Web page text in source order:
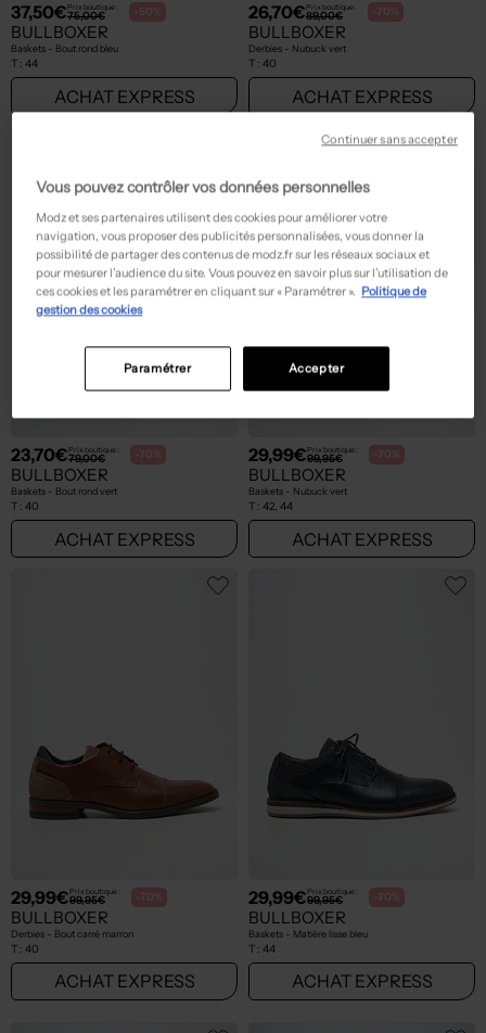
37,50€Prix boutique :
75,00€ -50%
BULLBOXER
Baskets - Bout rond bleu
T : 44
ACHAT EXPRESS
26,70€Prix boutique :
89,00€ -70%
BULLBOXER
Derbies - Nubuck vert
T : 40
ACHAT EXPRESS
23,70€Prix boutique :
79,00€ -70%
BULLBOXER
Baskets - Bout rond vert
T : 40
ACHAT EXPRESS
29,99€Prix boutique :
99,95€ -70%
BULLBOXER
Baskets - Nubuck vert
T : 42, 44
ACHAT EXPRESS
29,99€Prix boutique :
99,95€ -70%
BULLBOXER
Derbies - Bout carré marron
T : 40
ACHAT EXPRESS
29,99€Prix boutique :
99,95€ -70%
BULLBOXER
Baskets - Matière lisse bleu
T : 44
ACHAT EXPRESS
Vous pouvez contrôler vos données personnelles
Modz et ses partenaires utilisent des cookies pour améliorer votre
navigation, vous proposer des publicités personnalisées, vous donner la
possibilité de partager des contenus de modz.fr sur les réseaux sociaux et
pour mesurer l’audience du site. Vous pouvez en savoir plus sur l’utilisation de
ces cookies et les paramétrer en cliquant sur « Paramétrer ». Politique de
gestion des cookies
Accepter
Paramétrer
Continuer sans accepter